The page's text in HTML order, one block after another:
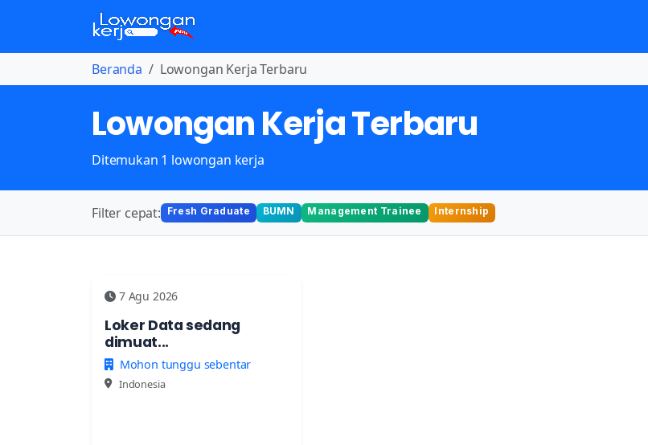
Beranda Lowongan Kerja Terbaru
Lowongan Kerja Terbaru
Ditemukan 1 lowongan kerja
Filter cepat: Fresh Graduate BUMN Management Trainee Internship
7 Agu 2026
Loker Data sedang
dimuat...
Mohon tunggu sebentar
Indonesia